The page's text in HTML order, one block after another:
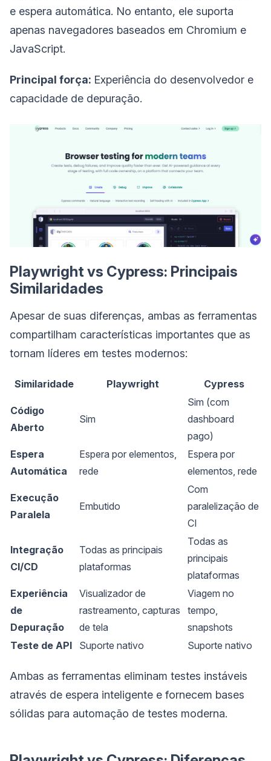
e espera automática. No entanto, ele suporta
apenas navegadores baseados em Chromium e
JavaScript.
Principal força: Experiência do desenvolvedor e
capacidade de depuração.
Playwright vs Cypress: Principais
Similaridades
Apesar de suas diferenças, ambas as ferramentas
compartilham características importantes que as
tornam líderes em testes modernos:
Similaridade Playwright Cypress
Código
Aberto
Sim
Sim (com
dashboard
pago)
Espera
Automática
Espera por elementos,
rede
Espera por
elementos, rede
Execução
Paralela
Embutido
Com
paralelização de
CI
Integração
CI/CD
Todas as principais
plataformas
Todas as
principais
plataformas
Experiência
de
Depuração
Visualizador de
rastreamento, capturas
de tela
Viagem no
tempo,
snapshots
Teste de API
Suporte nativo Suporte nativo
Ambas as ferramentas eliminam testes instáveis
através de espera inteligente e fornecem bases
sólidas para automação de testes moderna.